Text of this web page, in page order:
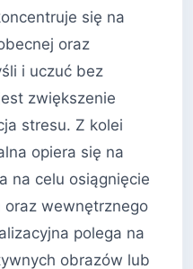
się na
oraz
i uczuć bez
zwiększenie
stresu. Z kolei
opiera się na
na celu osiągnięcie
oraz wewnętrznego
polega na
obrazów lub